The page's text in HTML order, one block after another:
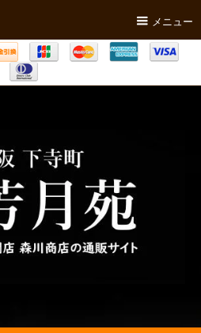
メニュー